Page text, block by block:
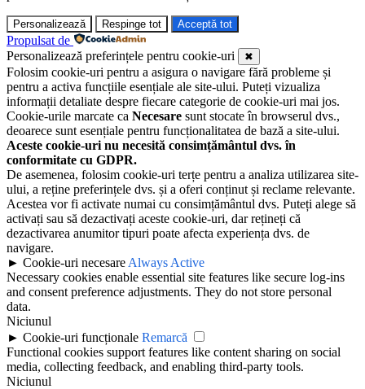
Personalizează Respinge tot Acceptă tot
Propulsat de
Personalizează preferințele pentru cookie-uri
✖
Folosim cookie-uri pentru a asigura o navigare fără probleme și
pentru a activa funcțiile esențiale ale site-ului. Puteți vizualiza
informații detaliate despre fiecare categorie de cookie-uri mai jos.
Cookie-urile marcate ca Necesare sunt stocate în browserul dvs.,
deoarece sunt esențiale pentru funcționalitatea de bază a site-ului.
Aceste cookie-uri nu necesită consimțământul dvs. în
conformitate cu GDPR.
De asemenea, folosim cookie-uri terțe pentru a analiza utilizarea site-
ului, a reține preferințele dvs. și a oferi conținut și reclame relevante.
Acestea vor fi activate numai cu consimțământul dvs. Puteți alege să
activați sau să dezactivați aceste cookie-uri, dar rețineți că
dezactivarea anumitor tipuri poate afecta experiența dvs. de
navigare.
► Cookie-uri necesare Always Active
Necessary cookies enable essential site features like secure log-ins
and consent preference adjustments. They do not store personal
data.
Niciunul
► Cookie-uri funcționale Remarcă
Functional cookies support features like content sharing on social
media, collecting feedback, and enabling third-party tools.
Niciunul